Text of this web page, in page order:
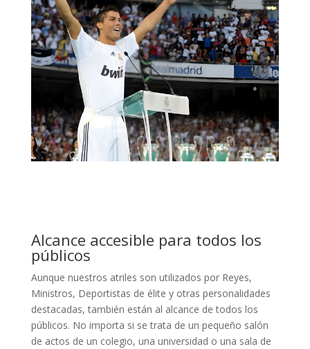
Alcance accesible para todos los
públicos
Aunque nuestros atriles son utilizados por Reyes,
Ministros, Deportistas de élite y otras personalidades
destacadas, también están al alcance de todos los
públicos. No importa si se trata de un pequeño salón
de actos de un colegio, una universidad o una sala de